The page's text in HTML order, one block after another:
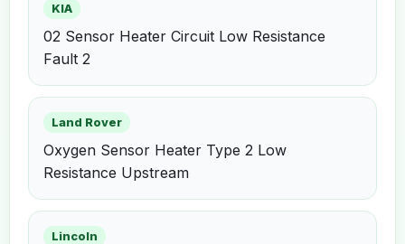
KIA
02 Sensor Heater Circuit Low Resistance
Fault 2
Land Rover
Oxygen Sensor Heater Type 2 Low
Resistance Upstream
Lincoln